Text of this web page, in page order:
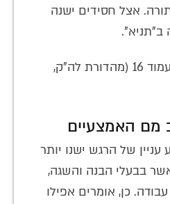
אצל חסידים ישנה
ב"תניא".
[ספר השיחות תש"ה, עמוד 16 (מהדורת לה"ק,
של הרגש ישנו יותר
בבעלי הבנה והשגה,
כן, אומרים אפילו